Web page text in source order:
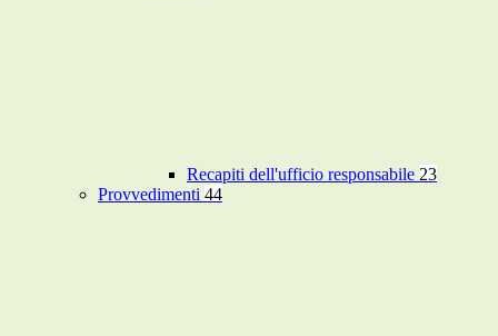
Recapiti dell'ufficio responsabile 23
Provvedimenti 44